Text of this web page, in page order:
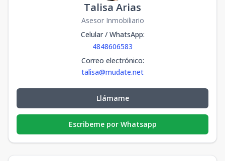
Talisa Arias
Asesor Inmobiliario
Celular / WhatsApp:
4848606583
Correo electrónico:
talisa@mudate.net
Llámame
Escribeme por Whatsapp